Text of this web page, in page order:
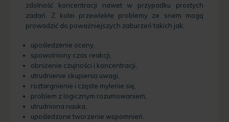
zdolność koncentracji nawet w przypadku prostych
zadań. Z kolei przewlekłe problemy ze snem mogą
prowadzić do poważniejszych zaburzeń takich jak:
upośledzenie oceny,
spowolniony czas reakcji,
obniżenie czujności i koncentracji,
utrudnienie skupienia uwagi,
roztargnienie i częste mylenie się,
problem z logicznym rozumowaniem,
utrudniona nauka,
upośledzone tworzenie wspomnień.